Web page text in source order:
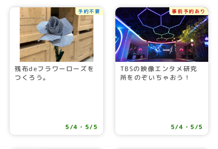
予約不要
残布deフラワーローズを
つくろう。
5/4・5/5
事前予約あり
TBSの映像エンタメ研究
所をのぞいちゃおう！
5/4・5/5